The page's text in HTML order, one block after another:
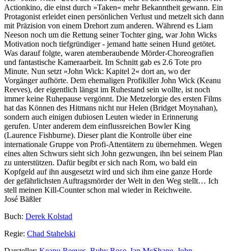
Actionkino, die einst durch »Taken« mehr Bekanntheit gewann. Ein
Protagonist erleidet einen persönlichen Verlust und metzelt sich dann
mit Präzision von einem Drehort zum anderen. Während es Liam
Neeson noch um die Rettung seiner Tochter ging, war John Wicks
Motivation noch tiefgründiger - jemand hatte seinen Hund getötet.
Was darauf folgte, waren atemberaubende Mörder-Choreografien
und fantastische Kameraarbeit. Im Schnitt gab es 2.6 Tote pro
Minute. Nun setzt »John Wick: Kapitel 2« dort an, wo der
Vorgänger aufhörte. Dem ehemaligen Profikiller John Wick (Keanu
Reeves), der eigentlich längst im Ruhestand sein wollte, ist noch
immer keine Ruhepause vergönnt. Die Metzelorgie des ersten Films
hat das Können des Hitmans nicht nur Helen (Bridget Moynahan),
sondern auch einigen dubiosen Leuten wieder in Erinnerung
gerufen. Unter anderem dem einflussreichen Bowler King
(Laurence Fishburne). Dieser plant die Kontrolle über eine
internationale Gruppe von Profi-Attentätern zu übernehmen. Wegen
eines alten Schwurs sieht sich John gezwungen, ihn bei seinem Plan
zu unterstützen. Dafür begibt er sich nach Rom, wo bald ein
Kopfgeld auf ihn ausgesetzt wird und sich ihm eine ganze Horde
der gefährlichsten Auftragsmörder der Welt in den Weg stellt… Ich
stell meinen Kill-Counter schon mal wieder in Reichweite.
José Bäßler
Buch: Derek Kolstad
Regie: Chad Stahelski